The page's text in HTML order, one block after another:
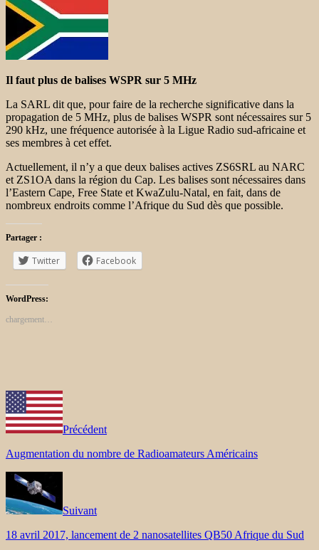
Il faut plus de balises WSPR sur 5 MHz
La SARL dit que, pour faire de la recherche significative dans la
propagation de 5 MHz, plus de balises WSPR sont nécessaires sur 5
290 kHz, une fréquence autorisée à la Ligue Radio sud-africaine et
ses membres à cet effet.
Actuellement, il n’y a que deux balises actives ZS6SRL au NARC
et ZS1OA dans la région du Cap. Les balises sont nécessaires dans
l’Eastern Cape, Free State et KwaZulu-Natal, en fait, dans de
nombreux endroits comme l’Afrique du Sud dès que possible.
Partager :
Twitter Facebook
WordPress:
chargement…
Précédent
Augmentation du nombre de Radioamateurs Américains
Suivant
18 avril 2017, lancement de 2 nanosatellites QB50 Afrique du Sud